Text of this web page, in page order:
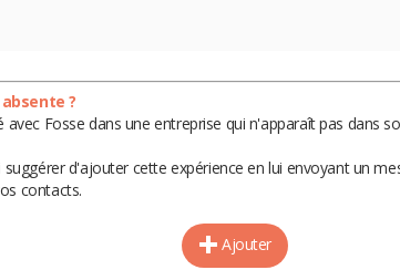
?
avec Fosse dans une entreprise qui n'apparaît pas dans
suggérer d'ajouter cette expérience en lui envoyant un
contacts.
Ajouter